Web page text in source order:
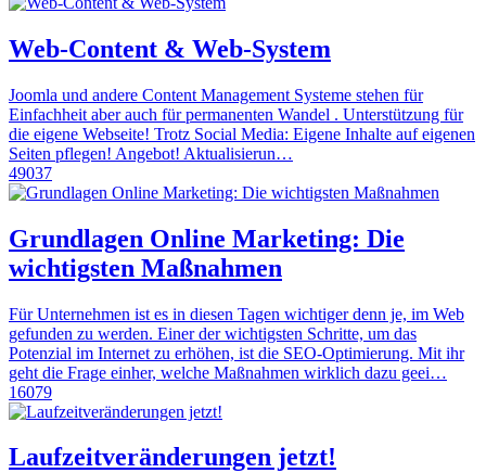
Web-Content & Web-System
Joomla und andere Content Management Systeme stehen für
Einfachheit aber auch für permanenten Wandel . Unterstützung für
die eigene Webseite! Trotz Social Media: Eigene Inhalte auf eigenen
Seiten pflegen! Angebot! Aktualisierun…
49037
Grundlagen Online Marketing: Die
wichtigsten Maßnahmen
Für Unternehmen ist es in diesen Tagen wichtiger denn je, im Web
gefunden zu werden. Einer der wichtigsten Schritte, um das
Potenzial im Internet zu erhöhen, ist die SEO-Optimierung. Mit ihr
geht die Frage einher, welche Maßnahmen wirklich dazu geei…
16079
Laufzeitveränderungen jetzt!